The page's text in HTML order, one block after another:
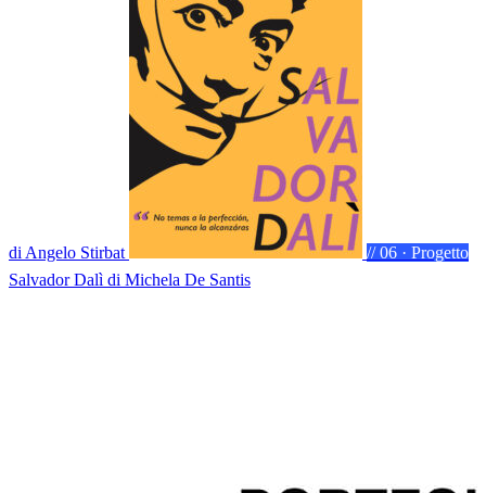
di Angelo Stirbat
// 06 · Progetto
Salvador Dalì di Michela De Santis